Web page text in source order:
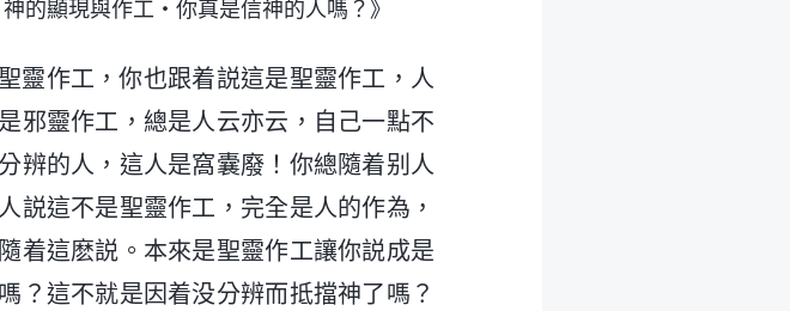
顯現與作工・你真是信神的人嗎？》
靈作工，你也跟着説這是聖靈作工，人
邪靈作工，總是人云亦云，自己一點不
辨的人，這人是窩囊廢！你總隨着别人
説這不是聖靈作工，完全是人的作為，
着這麽説。本來是聖靈作工讓你説成是
？這不就是因着没分辨而抵擋神了嗎？